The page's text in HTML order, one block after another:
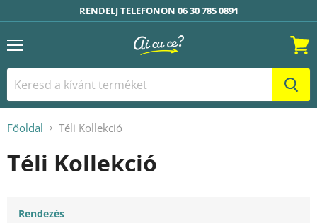
RENDELJ TELEFONON 06 30 785 0891
Menü Kosár
Főoldal Téli Kollekció
Téli Kollekció
Rendezés